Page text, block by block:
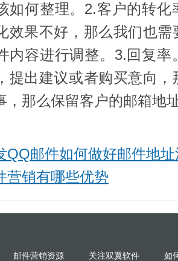
如何整理。2.客户的转
效果不好，那么我们也
内容进行调整。3.回复
提出建议或者购买意向
，那么保留客户的邮箱地
QQ邮件如何做好邮件地
营销有哪些优势
邮件营销资源 关注双翼软件 如